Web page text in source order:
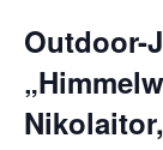
Outdoor-